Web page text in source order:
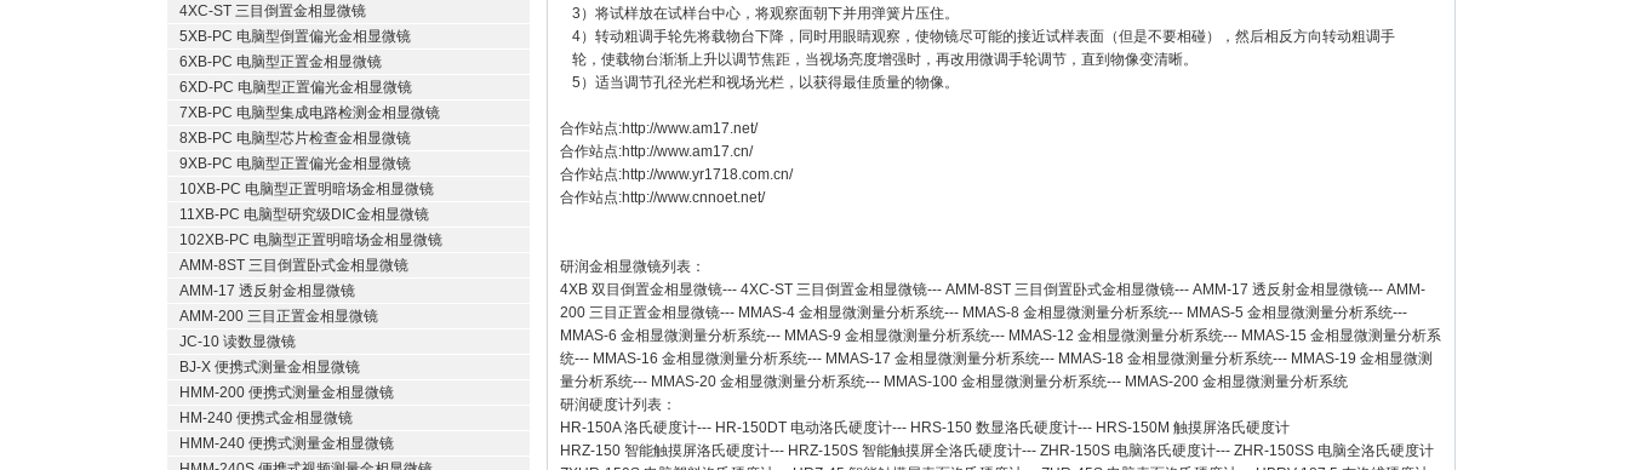
4XC-ST 三目倒置金相显微镜
5XB-PC 电脑型倒置偏光金相显微镜
6XB-PC 电脑型正置金相显微镜
6XD-PC 电脑型正置偏光金相显微镜
7XB-PC 电脑型集成电路检测金相显微镜
8XB-PC 电脑型芯片检查金相显微镜
9XB-PC 电脑型正置偏光金相显微镜
10XB-PC 电脑型正置明暗场金相显微镜
11XB-PC 电脑型研究级DIC金相显微镜
102XB-PC 电脑型正置明暗场金相显微镜
AMM-8ST 三目倒置卧式金相显微镜
AMM-17 透反射金相显微镜
AMM-200 三目正置金相显微镜
JC-10 读数显微镜
BJ-X 便携式测量金相显微镜
HMM-200 便携式测量金相显微镜
HM-240 便携式金相显微镜
HMM-240 便携式测量金相显微镜
3）将试样放在试样台中心，将观察面朝下并用弹簧片压住。
4）转动粗调手轮先将载物台下降，同时用眼睛观察，使物镜尽可能的接近试样表面（但是不要相碰），然后相反方向转动粗调手
轮，使载物台渐渐上升以调节焦距，当视场亮度增强时，再改用微调手轮调节，直到物像变清晰。
5）适当调节孔径光栏和视场光栏，以获得最佳质量的物像。
合作站点:http://www.am17.net/
合作站点:http://www.am17.cn/
合作站点:http://www.yr1718.com.cn/
合作站点:http://www.cnnoet.net/
研润金相显微镜列表：
4XB 双目倒置金相显微镜--- 4XC-ST 三目倒置金相显微镜--- AMM-8ST 三目倒置卧式金相显微镜--- AMM-17 透反射金相显微镜--- AMM-
200 三目正置金相显微镜--- MMAS-4 金相显微测量分析系统--- MMAS-8 金相显微测量分析系统--- MMAS-5 金相显微测量分析系统---
MMAS-6 金相显微测量分析系统--- MMAS-9 金相显微测量分析系统--- MMAS-12 金相显微测量分析系统--- MMAS-15 金相显微测量分析系
统--- MMAS-16 金相显微测量分析系统--- MMAS-17 金相显微测量分析系统--- MMAS-18 金相显微测量分析系统--- MMAS-19 金相显微测
量分析系统--- MMAS-20 金相显微测量分析系统--- MMAS-100 金相显微测量分析系统--- MMAS-200 金相显微测量分析系统
研润硬度计列表：
HR-150A 洛氏硬度计--- HR-150DT 电动洛氏硬度计--- HRS-150 数显洛氏硬度计--- HRS-150M 触摸屏洛氏硬度计
HRZ-150 智能触摸屏洛氏硬度计--- HRZ-150S 智能触摸屏全洛氏硬度计--- ZHR-150S 电脑洛氏硬度计--- ZHR-150SS 电脑全洛氏硬度计